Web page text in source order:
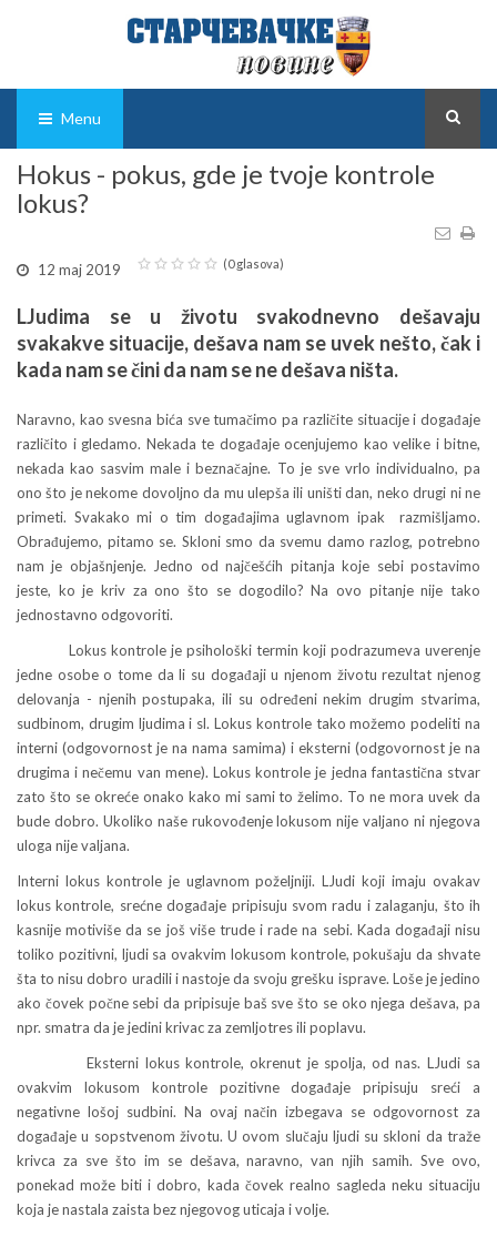
Menu
Hokus - pokus, gde je tvoje kontrole
lokus?
12 maj 2019 (0 glasova)
LJudima se u životu svakodnevno dešavaju
svakakve situacije, dešava nam se uvek nešto, čak i
kada nam se čini da nam se ne dešava ništa.
Naravno, kao svesna bića sve tumačimo pa različite situacije i događaje
različito i gledamo. Nekada te događaje ocenjujemo kao velike i bitne,
nekada kao sasvim male i beznačajne. To je sve vrlo individualno, pa
ono što je nekome dovoljno da mu ulepša ili uništi dan, neko drugi ni ne
primeti. Svakako mi o tim događajima uglavnom ipak razmišljamo.
Obrađujemo, pitamo se. Skloni smo da svemu damo razlog, potrebno
nam je objašnjenje. Jedno od najčešćih pitanja koje sebi postavimo
jeste, ko je kriv za ono što se dogodilo? Na ovo pitanje nije tako
jednostavno odgovoriti.
Lokus kontrole je psihološki termin koji podrazumeva uverenje
jedne osobe o tome da li su događaji u njenom životu rezultat njenog
delovanja - njenih postupaka, ili su određeni nekim drugim stvarima,
sudbinom, drugim ljudima i sl. Lokus kontrole tako možemo podeliti na
interni (odgovornost je na nama samima) i eksterni (odgovornost je na
drugima i nečemu van mene). Lokus kontrole je jedna fantastična stvar
zato što se okreće onako kako mi sami to želimo. To ne mora uvek da
bude dobro. Ukoliko naše rukovođenje lokusom nije valjano ni njegova
uloga nije valjana.
Interni lokus kontrole je uglavnom poželjniji. LJudi koji imaju ovakav
lokus kontrole, srećne događaje pripisuju svom radu i zalaganju, što ih
kasnije motiviše da se još više trude i rade na sebi. Kada događaji nisu
toliko pozitivni, ljudi sa ovakvim lokusom kontrole, pokušaju da shvate
šta to nisu dobro uradili i nastoje da svoju grešku isprave. Loše je jedino
ako čovek počne sebi da pripisuje baš sve što se oko njega dešava, pa
npr. smatra da je jedini krivac za zemljotres ili poplavu.
Eksterni lokus kontrole, okrenut je spolja, od nas. LJudi sa
ovakvim lokusom kontrole pozitivne događaje pripisuju sreći a
negativne lošoj sudbini. Na ovaj način izbegava se odgovornost za
događaje u sopstvenom životu. U ovom slučaju ljudi su skloni da traže
krivca za sve što im se dešava, naravno, van njih samih. Sve ovo,
ponekad može biti i dobro, kada čovek realno sagleda neku situaciju
koja je nastala zaista bez njegovog uticaja i volje.